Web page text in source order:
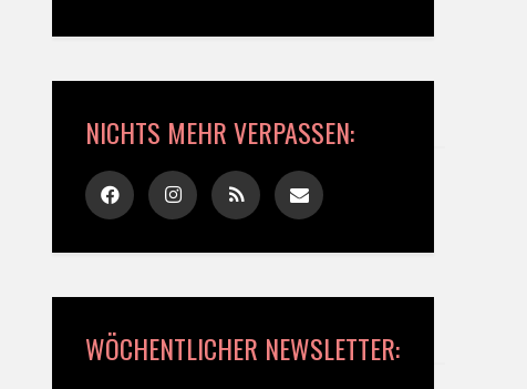
NICHTS MEHR VERPASSEN:
WÖCHENTLICHER NEWSLETTER: